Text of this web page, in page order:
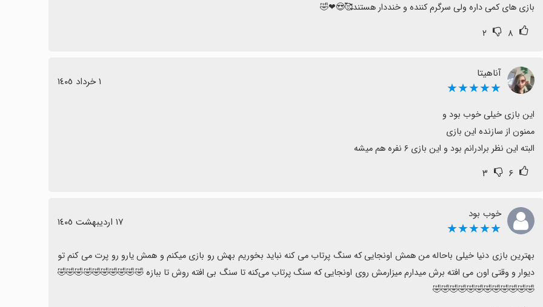
بازی های کمی داره ولی سرگرم کننده و خنددار هستند🥰😍❤🤣
۸ ۲
آناهیتا
★★★★★ ١ خرداد ١٤٠٥
البته این نظر برادرانم بود و این بازی ۶ نفره هم میشه
۶ ۳
خوب بود
★★★★★ ١٧ اردیبهشت ١٤٠٥
دیوار و وقتی اون می افته برش میدارم میزارمش روی اونجایی که سنگ پرتاب می‌کنه تا سنگ بی افته روش تا ببازه 🤣🤣🤣🤣🤣🤣🤣🤣🤣🤣
🤣🤣🤣🤣🤣🤣🤣🤣🤣🤣🤣🤣